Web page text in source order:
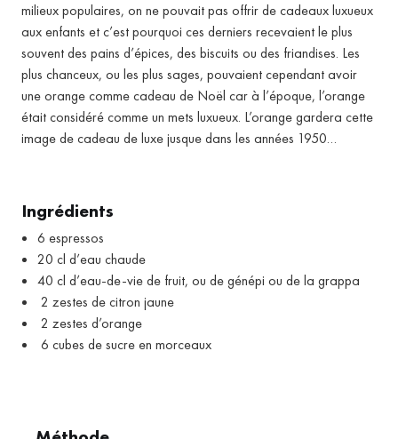
milieux populaires, on ne pouvait pas offrir de cadeaux luxueux
aux enfants et c’est pourquoi ces derniers recevaient le plus
souvent des pains d’épices, des biscuits ou des friandises. Les
plus chanceux, ou les plus sages, pouvaient cependant avoir
une orange comme cadeau de Noël car à l’époque, l’orange
était considéré comme un mets luxueux. L’orange gardera cette
image de cadeau de luxe jusque dans les années 1950…
Ingrédients
6 espressos
20 cl d’eau chaude
40 cl d’eau-de-vie de fruit, ou de génépi ou de la grappa
2 zestes de citron jaune
2 zestes d’orange
6 cubes de sucre en morceaux